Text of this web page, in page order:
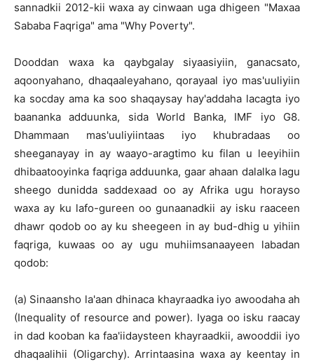
sannadkii 2012-kii waxa ay cinwaan uga dhigeen "Maxaa
Sababa Faqriga" ama "Why Poverty".
Dooddan waxa ka qaybgalay siyaasiyiin, ganacsato,
aqoonyahano, dhaqaaleyahano, qorayaal iyo mas'uuliyiin
ka socday ama ka soo shaqaysay hay'addaha lacagta iyo
baananka adduunka, sida World Banka, IMF iyo G8.
Dhammaan mas'uuliyiintaas iyo khubradaas oo
sheeganayay in ay waayo-aragtimo ku filan u leeyihiin
dhibaatooyinka faqriga adduunka, gaar ahaan dalalka lagu
sheego dunidda saddexaad oo ay Afrika ugu horayso
waxa ay ku lafo-gureen oo gunaanadkii ay isku raaceen
dhawr qodob oo ay ku sheegeen in ay bud-dhig u yihiin
faqriga, kuwaas oo ay ugu muhiimsanaayeen labadan
qodob:
(a) Sinaansho la'aan dhinaca khayraadka iyo awoodaha ah
(Inequality of resource and power). Iyaga oo isku raacay
in dad kooban ka faa'iidaysteen khayraadkii, awooddii iyo
dhaqaalihii (Oligarchy). Arrintaasina waxa ay keentay in